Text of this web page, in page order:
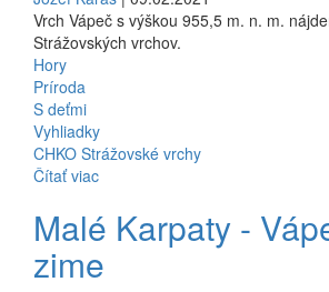
Vrch Vápeč s výškou 955,5 m. n. m.
Strážovských vrchov.
Hory
Príroda
S deťmi
Vyhliadky
CHKO Strážovské vrchy
Čítať viac
Malé Karpaty -
zime